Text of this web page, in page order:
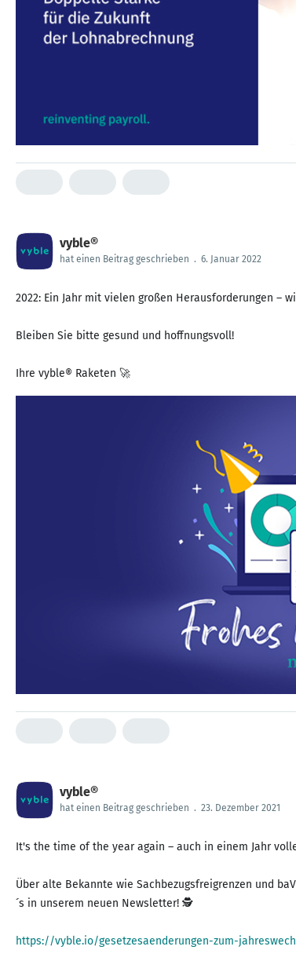
vyble®
hat einen Beitrag geschrieben . 6. Januar 2022
2022: Ein Jahr mit vielen großen Herausforderungen –
Bleiben Sie bitte gesund und hoffnungsvoll!
Ihre vyble® Raketen 🚀
vyble®
hat einen Beitrag geschrieben . 23. Dezember 2021
It's the time of the year again – auch in einem Jahr
Über alte Bekannte wie Sachbezugsfreigrenzen und
´s in unserem neuen Newsletter! 🕵️
https://vyble.io/gesetzesaenderungen-zum-